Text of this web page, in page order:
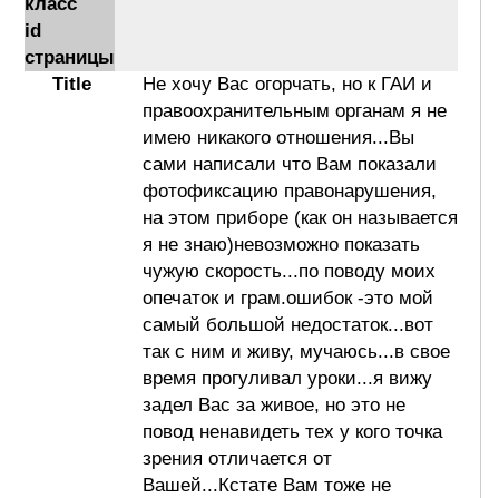
класс
id
страницы
Title
Не хочу Вас огорчать, но к ГАИ и
правоохранительным органам я не
имею никакого отношения...Вы
сами написали что Вам показали
фотофиксацию правонарушения,
на этом приборе (как он называется
я не знаю)невозможно показать
чужую скорость...по поводу моих
опечаток и грам.ошибок -это мой
самый большой недостаток...вот
так с ним и живу, мучаюсь...в свое
время прогуливал уроки...я вижу
задел Вас за живое, но это не
повод ненавидеть тех у кого точка
зрения отличается от
Вашей...Кстате Вам тоже не